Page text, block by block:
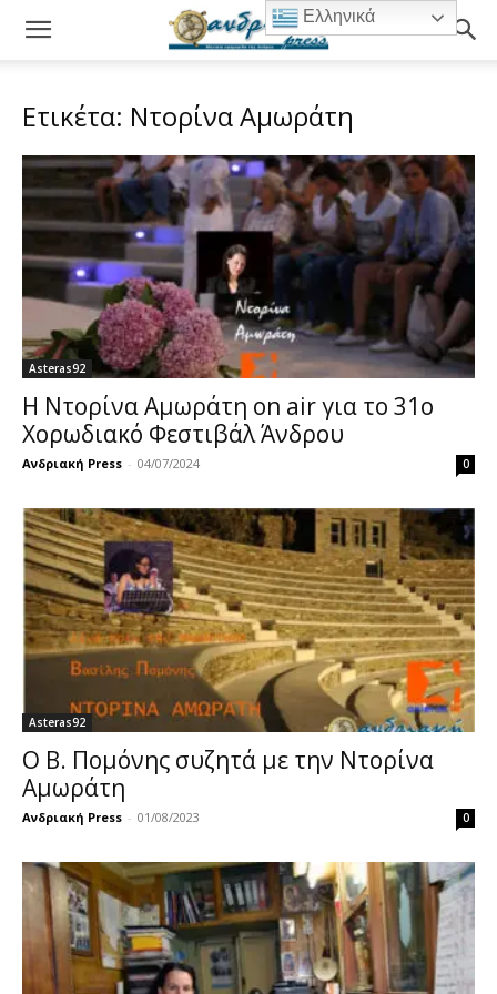
Ετικέτα: Ντορίνα Αμωράτη
Asteras92
Η Ντορίνα Αμωράτη on air για το 31ο
Χορωδιακό Φεστιβάλ Άνδρου
Ανδριακή Press - 04/07/2024 0
Asteras92
Ο Β. Πομόνης συζητά με την Ντορίνα
Αμωράτη
Ανδριακή Press - 01/08/2023 0
Ελληνικά